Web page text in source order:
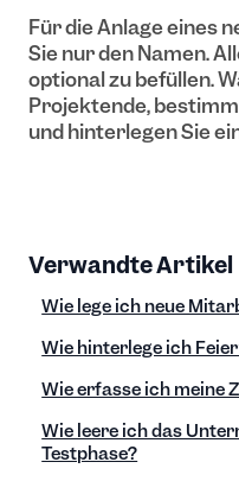
Für die Anlage eines
Sie nur den Namen.
optional zu befüllen.
Projektende,
und hinterlegen Sie
Verwandte Artikel
Wie lege ich neue
Wie hinterlege ich
Wie erfasse ich meine
Wie leere ich das
Testphase?